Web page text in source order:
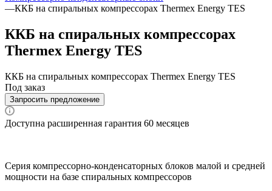
—ККБ на спиральных компрессорах Thermex Energy TES
ККБ на спиральных компрессорах
Thermex Energy TES
ККБ на спиральных компрессорах Thermex Energy TES
Под заказ
Запросить предложение
Доступна расширенная гарантия 60 месяцев
Серия компрессорно-конденсаторных блоков малой и средней
мощности на базе спиральных компрессоров